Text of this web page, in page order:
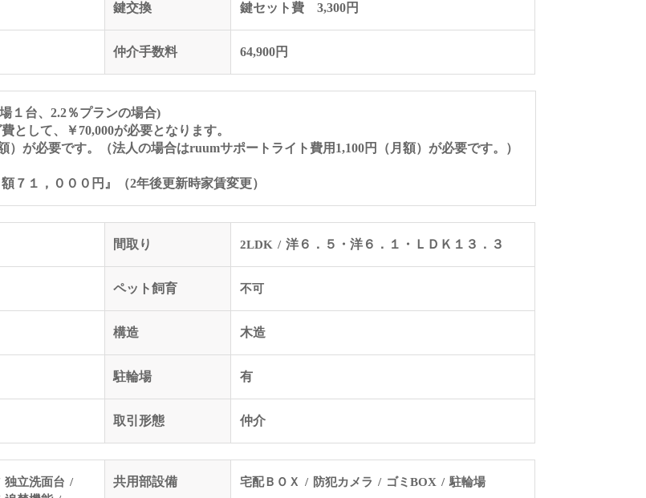
鍵交換 鍵セット費 3,300円
仲介手数料 64,900円
１台、2.2％プランの場合)
として、￥70,000が必要となります。
）が必要です。（法人の場合はruumサポートライト費用1,100円（月額）が必要です。）
７１，０００円』（2年後更新時家賃変更）
間取り 2LDK 洋６．５・洋６．１・ＬＤＫ１３．３
ペット飼育 不可
構造 木造
駐輪場 有
取引形態 仲介
独立洗面台
共用部設備 宅配ＢＯＸ 防犯カメラ ゴミBOX 駐輪場